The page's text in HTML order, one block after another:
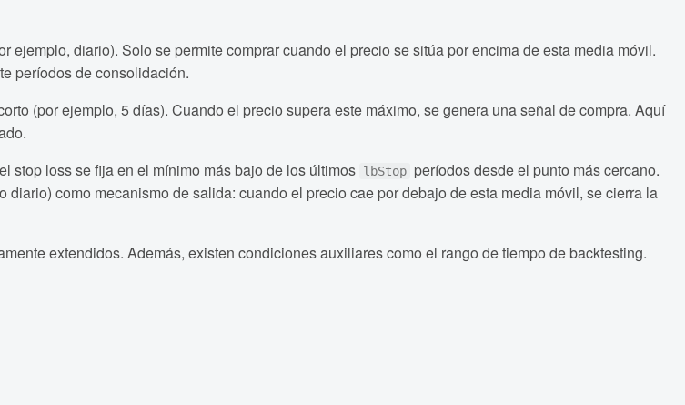
diario). Solo se permite comprar cuando el precio se sitúa por encima de esta media móvil.
períodos de consolidación.
(por ejemplo, 5 días). Cuando el precio supera este máximo, se genera una señal de compra. Aquí
stop loss se fija en el mínimo más bajo de los últimos lbStop períodos desde el punto más cercano.
como mecanismo de salida: cuando el precio cae por debajo de esta media móvil, se cierra la
extendidos. Además, existen condiciones auxiliares como el rango de tiempo de backtesting.